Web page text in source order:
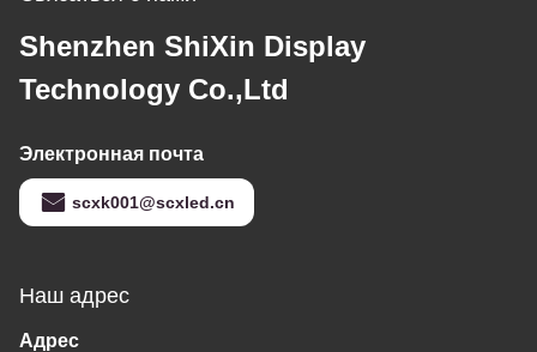
Shenzhen ShiXin Display
Technology Co.,Ltd
Электронная почта
scxk001@scxled.cn
Наш адрес
Адрес